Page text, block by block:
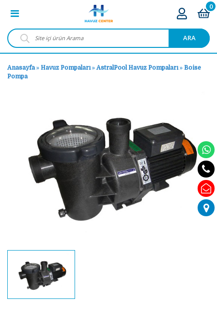
ARA
0
Anasayfa» Havuz Pompaları» AstralPool Havuz Pompaları» Boise
Pompa